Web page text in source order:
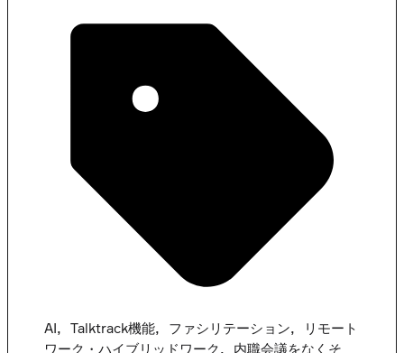
AI, Talktrack機能, ファシリテーション,
リモート
ワーク・ハイブリッドワーク,
内職会議をなくそ